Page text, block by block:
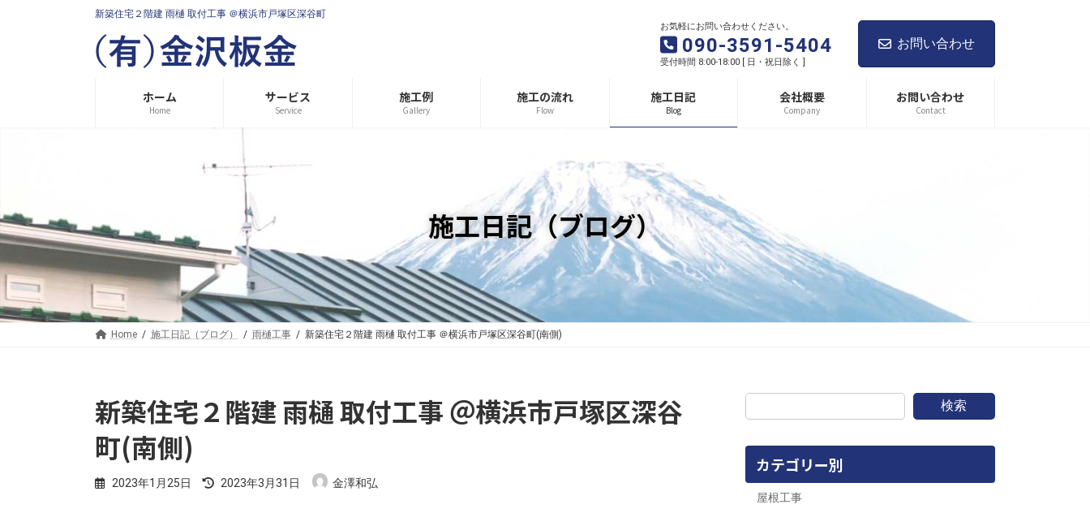
新築住宅２階建 雨樋 取付工事 ＠横浜市戸塚区深谷町
お気軽にお問い合わせください。
090-3591-5404
受付時間 8:00-18:00 [ 日・祝日除く ]
お問い合わせ
ホーム
Home
サービス
Service
施工例
Gallery
施工の流れ
Flow
施工日記
Blog
会社概要
Company
お問い合わせ
Contact
施工日記（ブログ）
Home 施工日記（ブログ） 雨樋工事 新築住宅２階建 雨樋 取付工事 ＠横浜市戸塚区深谷町(南側)
新築住宅２階建 雨樋 取付工事 ＠横浜市戸塚区深谷
町(南側)
2023年1月25日
最
終
2023年3月31日 金澤和弘
検索
カテゴリー別
屋根工事